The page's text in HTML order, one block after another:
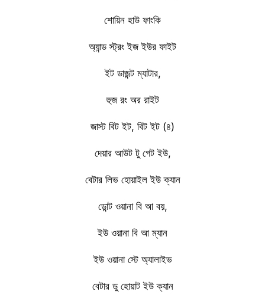
শোয়িন হাউ ফাংকি
অ্যান্ড স্ট্রং ইজ ইউর ফাইট
ইট ডাজন্ট ম্যাটার,
হুজ রং অর রাইট
জাস্ট বিট ইট, বিট ইট (৪)
দেয়ার আউট টু গেট ইউ,
বেটার লিভ হোয়াইল ইউ ক্যান
ডোন্ট ওয়ানা বি আ বয়,
ইউ ওয়ানা বি আ ম্যান
ইউ ওয়ানা স্টে অ্যালাইভ
বেটার ডু হোয়াট ইউ ক্যান